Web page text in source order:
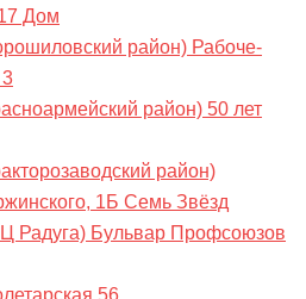
Дом
район) Рабоче-
3
район) 50 лет
район)
1Б Семь Звёзд
Радуга) Бульвар Профсоюзов
56